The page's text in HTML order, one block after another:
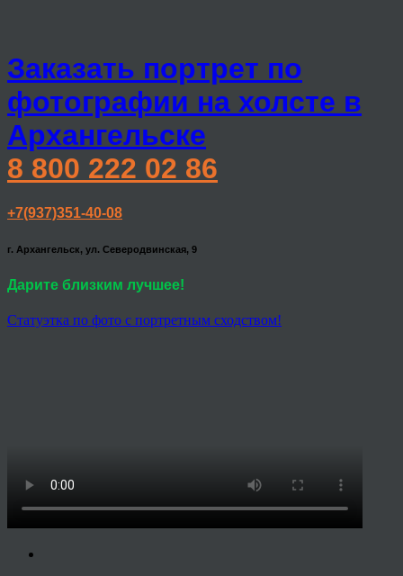
Заказать портрет по
фотографии на холсте в
Архангельске
8 800 222 02 86
+7(937)351-40-08
г. Архангельск, ул. Северодвинская, 9
Дарите близким лучшее!
Статуэтка по фото с портретным сходством!